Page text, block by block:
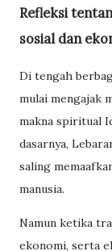
Refleksi
sosial dan
Di tengah
mulai mengajak
makna spiritual
dasarnya,
saling
manusia.
Namun ketika
ekonomi, serta